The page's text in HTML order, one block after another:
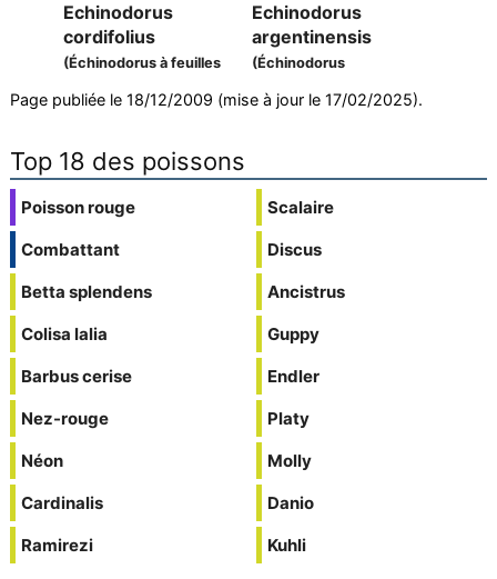
Echinodorus
cordifolius
(Échinodorus à feuilles
Echinodorus
argentinensis
(Échinodorus
Page publiée le 18/12/2009 (mise à jour le 17/02/2025).
Top 18 des poissons
Poisson rouge
Combattant
Betta splendens
Colisa lalia
Barbus cerise
Nez-rouge
Néon
Cardinalis
Ramirezi
Scalaire
Discus
Ancistrus
Guppy
Endler
Platy
Molly
Danio
Kuhli